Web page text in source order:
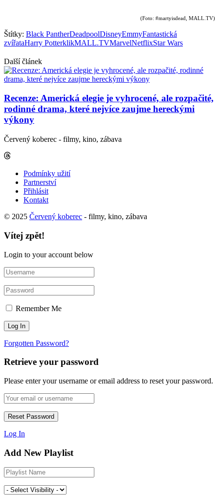
(Foto: #martyisdead, MALL.TV)
Štítky: Black PantherDeadpoolDisneyEmmyFantastická
zvířataHarry PotterklikMALL.TVMarvelNetflixStar Wars
Další článek
Recenze: Americká elegie je vyhrocené, ale rozpačité,
rodinné drama, které nejvíce zaujme hereckými
výkony
Červený koberec - filmy, kino, zábava
Podmínky užití
Partnerství
Přihlásit
Kontakt
© 2025 Červený koberec - filmy, kino, zábava
Vítej zpět!
Login to your account below
Remember Me
Forgotten Password?
Retrieve your password
Please enter your username or email address to reset your password.
Log In
Add New Playlist